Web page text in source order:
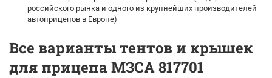
российского рынка и одного из крупнейших производителей
автоприцепов в Европе)
Все варианты тентов и крышек
для прицепа МЗСА 817701